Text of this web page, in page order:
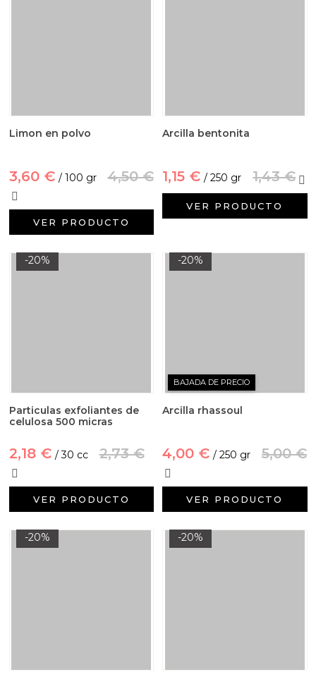
Limon en polvo
3,60 € / 100 gr 4,50 €
VER PRODUCTO
Arcilla bentonita
1,15 € / 250 gr 1,43 €
VER PRODUCTO
-20%
Particulas exfoliantes de
celulosa 500 micras
2,18 € / 30 cc 2,73 €
VER PRODUCTO
-20%
BAJADA DE PRECIO
Arcilla rhassoul
4,00 € / 250 gr 5,00 €
VER PRODUCTO
-20% -20%